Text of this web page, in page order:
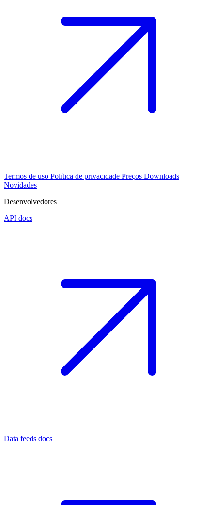
Termos de uso Política de privacidade Preços Downloads
Novidades
Desenvolvedores
API docs
Data feeds docs